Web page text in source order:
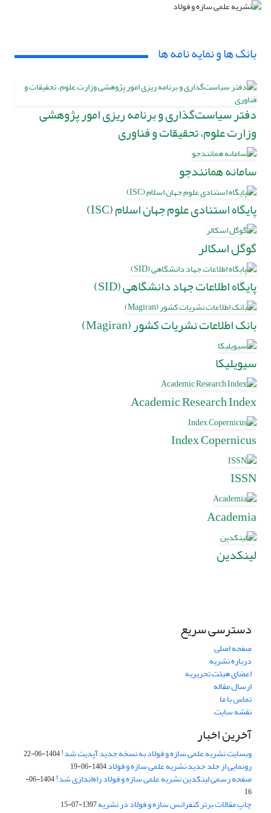
بانک ها و نمایه نامه ها
دفتر سیاست‌گذاری و برنامه ریزی امور پژوهشی‌
وزارت علوم، تحقیقات و فناوری
سامانه همانندجو
پایگاه استنادی علوم جهان اسلام (ISC)
گوگل اسکالر
پایگاه اطلاعات جهاد دانشگاهی (SID)
بانک اطلاعات نشریات کشور (Magiran)
سیویلیکا
Academic Research Index
Index Copernicus
ISSN
Academia
لینکدین
دسترسی سریع
صفحه اصلی
درباره نشریه
اعضای هیئت تحریریه
ارسال مقاله
تماس با ما
نقشه سایت
آخرین اخبار
وبسایت نشریه علمی سازه و فولاد به نسخه جدید آپدیت شد!1404-06-22
رونمایی از جلد جدید نشریه علمی سازه و فولاد1404-06-19
صفحه رسمی لینکدین نشریه علمی سازه و فولاد راه‌اندازی شد!
1404-06-
16
چاپ مقالات برتر کنفرانس سازه و فولاد در نشریه1397-07-15